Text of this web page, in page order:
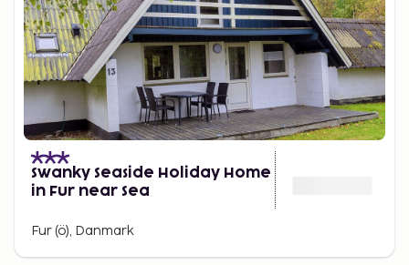
Swanky Seaside Holiday Home
in Fur near Sea
Fur (ö), Danmark